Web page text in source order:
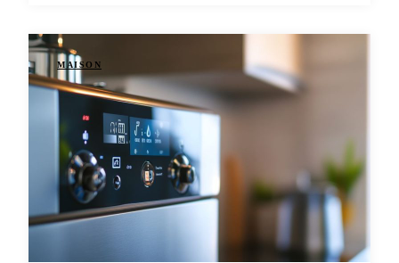
MAISON